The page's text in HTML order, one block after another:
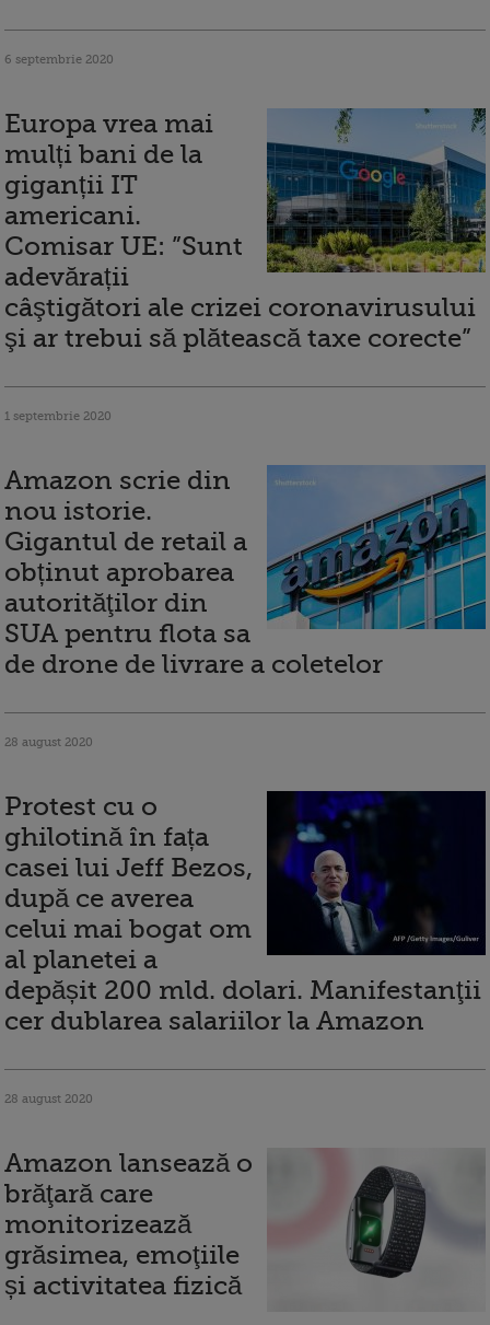
6 septembrie 2020
Europa vrea mai
mulți bani de la
giganții IT
americani.
Comisar UE: ”Sunt
adevărații
câştigători ale crizei coronavirusului
şi ar trebui să plătească taxe corecte”
1 septembrie 2020
Amazon scrie din
nou istorie.
Gigantul de retail a
obținut aprobarea
autorităţilor din
SUA pentru flota sa
de drone de livrare a coletelor
28 august 2020
Protest cu o
ghilotină în fața
casei lui Jeff Bezos,
după ce averea
celui mai bogat om
al planetei a
depășit 200 mld. dolari. Manifestanţii
cer dublarea salariilor la Amazon
28 august 2020
Amazon lansează o
brăţară care
monitorizează
grăsimea, emoţiile
și activitatea fizică